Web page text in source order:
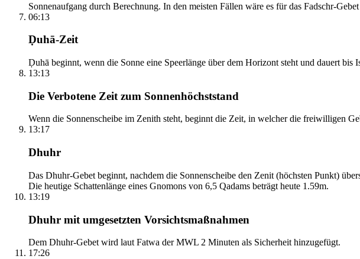
Sonnenaufgang durch Berechnung. In den meisten Fällen wäre es für das Fadschr-
06:13
Ḍuhā-Zeit
Ḍuhā beginnt, wenn die Sonne eine Speerlänge über dem Horizont steht und dauert bis
13:13
Die Verbotene Zeit zum Sonnenhöchststand
Wenn die Sonnenscheibe im Zenith steht, beginnt die Zeit, in welcher die freiwilligen
13:17
Dhuhr
Das Dhuhr-Gebet beginnt, nachdem die Sonnenscheibe den Zenit (höchsten Punkt)
Die heutige Schattenlänge eines Gnomons von 6,5 Qadams beträgt heute 1.59m.
13:19
Dhuhr mit umgesetzten Vorsichtsmaßnahmen
Dem Dhuhr-Gebet wird laut Fatwa der MWL 2 Minuten als Sicherheit hinzugefügt.
17:26